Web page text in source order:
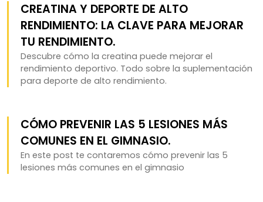
CREATINA Y DEPORTE DE ALTO
RENDIMIENTO: LA CLAVE PARA MEJORAR
TU RENDIMIENTO.
Descubre cómo la creatina puede mejorar el
rendimiento deportivo. Todo sobre la suplementación
para deporte de alto rendimiento.
CÓMO PREVENIR LAS 5 LESIONES MÁS
COMUNES EN EL GIMNASIO.
En este post te contaremos cómo prevenir las 5
lesiones más comunes en el gimnasio